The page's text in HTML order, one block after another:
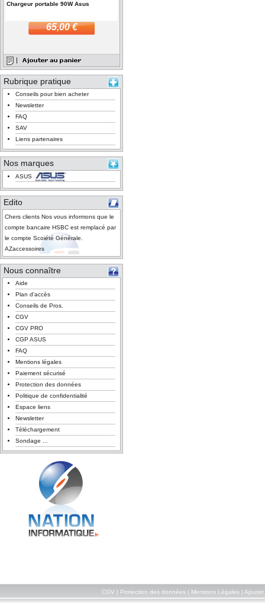
Chargeur portable 90W Asus
65,00 €
Rubrique pratique
Conseils pour bien acheter
Newsletter
FAQ
SAV
Liens partenaires
Nos marques
ASUS
Edito
Chers clients Nos vous informons que le
compte bancaire HSBC est remplacé par
le compte Scoiété Générale.
AZaccessoires
Nous connaître
Aide
Plan d'accès
Conseils de Pros.
CGV
CGV PRO
CGP ASUS
FAQ
Mentions légales
Paiement sécurisé
Protection des données
Politique de confidentialité
Espace liens
Newsletter
Téléchargement
Sondage ...
CGV Protection des données| Mentions Légales| Ajouter